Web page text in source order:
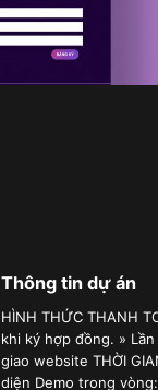
Thông tin dự án
HÌNH THỨC THANH
khi ký hợp đồng. »
giao website THỜI
diện Demo trong